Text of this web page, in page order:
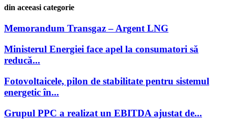
din aceeasi categorie
Memorandum Transgaz – Argent LNG
Ministerul Energiei face apel la consumatori să
reducă...
Fotovoltaicele, pilon de stabilitate pentru sistemul
energetic în...
Grupul PPC a realizat un EBITDA ajustat de...